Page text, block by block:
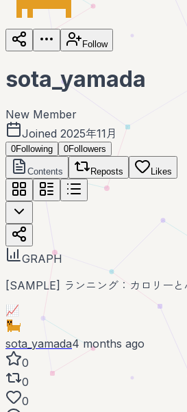
Follow
sota_yamada
New Member
Joined 2025年11月
0Following 0Followers
Contents Reposts Likes
GRAPH
[SAMPLE] ランニング：カロリーと
📈
sota_yamada4 months ago
0
0
0